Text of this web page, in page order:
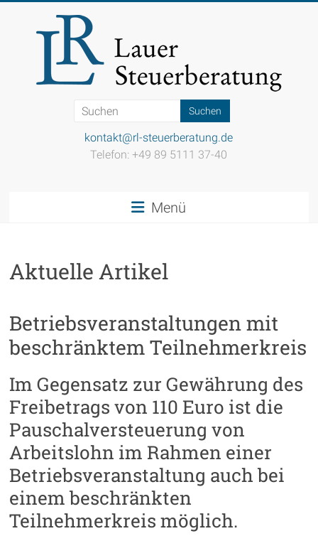
springen
Steuerkanzlei
kontakt@rl-steuerberatung.de
Telefon: +49 89 5111 37-40
Menü
Aktuelle Artikel
Betriebsveranstaltungen mit
beschränktem Teilnehmerkreis
Im Gegensatz zur Gewährung des
Freibetrags von 110 Euro ist die
Pauschalversteuerung von
Arbeitslohn im Rahmen einer
Betriebsveranstaltung auch bei
einem beschränkten
Teilnehmerkreis möglich.